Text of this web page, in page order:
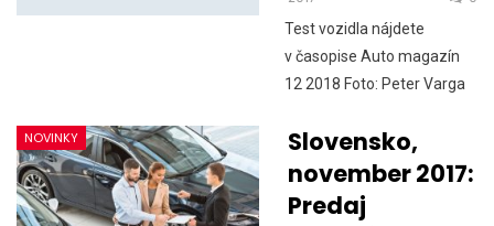
Test vozidla nájdete
v časopise Auto magazín
12 2018 Foto: Peter Varga
NOVINKY
Slovensko,
november 2017:
Predaj